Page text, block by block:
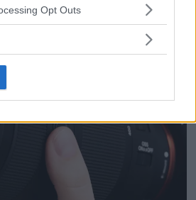
app uses one or more Google
usage behaviour. You may click to
specified purposes in below Google
Opt Outs